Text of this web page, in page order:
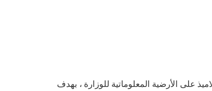
على الأرضية المعلوماتية للوزارة ، بهدف